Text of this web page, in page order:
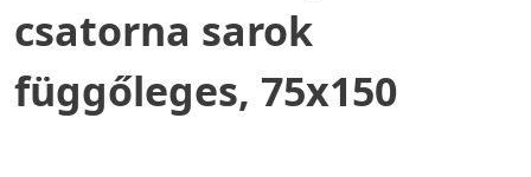
csatorna sarok
függőleges, 75x150